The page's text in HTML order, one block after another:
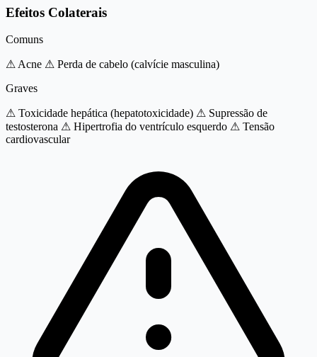
Efeitos Colaterais
Comuns
⚠ Acne ⚠ Perda de cabelo (calvície masculina)
Graves
⚠ Toxicidade hepática (hepatotoxicidade) ⚠ Supressão de
testosterona ⚠ Hipertrofia do ventrículo esquerdo ⚠ Tensão
cardiovascular